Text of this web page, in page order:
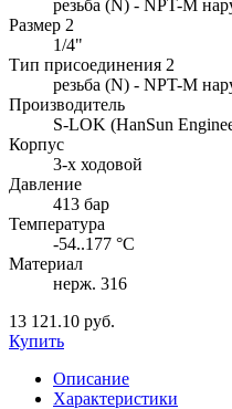
резьба (N) - NPT-M
Размер 2
1/4"
Тип присоединения 2
резьба (N) - NPT-M
Производитель
S-LOK (HanSun
Корпус
3-х ходовой
Давление
413 бар
Температура
-54..177 °C
Материал
нерж. 316
13 121.10 руб.
Купить
Описание
Характеристики